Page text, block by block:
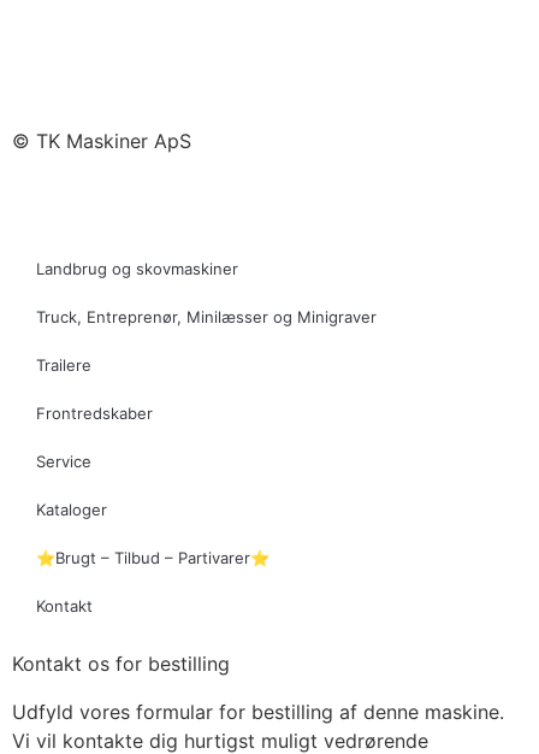
© TK Maskiner ApS
Landbrug og skovmaskiner
Truck, Entreprenør, Minilæsser og Minigraver
Trailere
Frontredskaber
Service
Kataloger
⭐Brugt – Tilbud – Partivarer⭐
Kontakt
Kontakt os for bestilling
Udfyld vores formular for bestilling af denne maskine.
Vi vil kontakte dig hurtigst muligt vedrørende